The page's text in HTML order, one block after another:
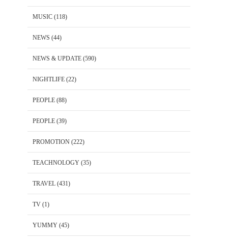
MUSIC (118)
NEWS (44)
NEWS & UPDATE (590)
NIGHTLIFE (22)
PEOPLE (88)
PEOPLE (39)
PROMOTION (222)
TEACHNOLOGY (35)
TRAVEL (431)
TV (1)
YUMMY (45)